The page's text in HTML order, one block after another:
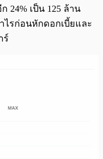
24% เป็น 125 ล้าน
ไรก่อนหักดอกเบี้ยและ
ร์